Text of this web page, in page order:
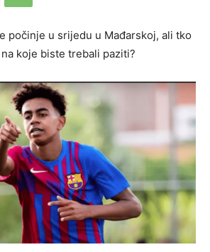
počinje u srijedu u Mađarskoj, ali tko
koje biste trebali paziti?